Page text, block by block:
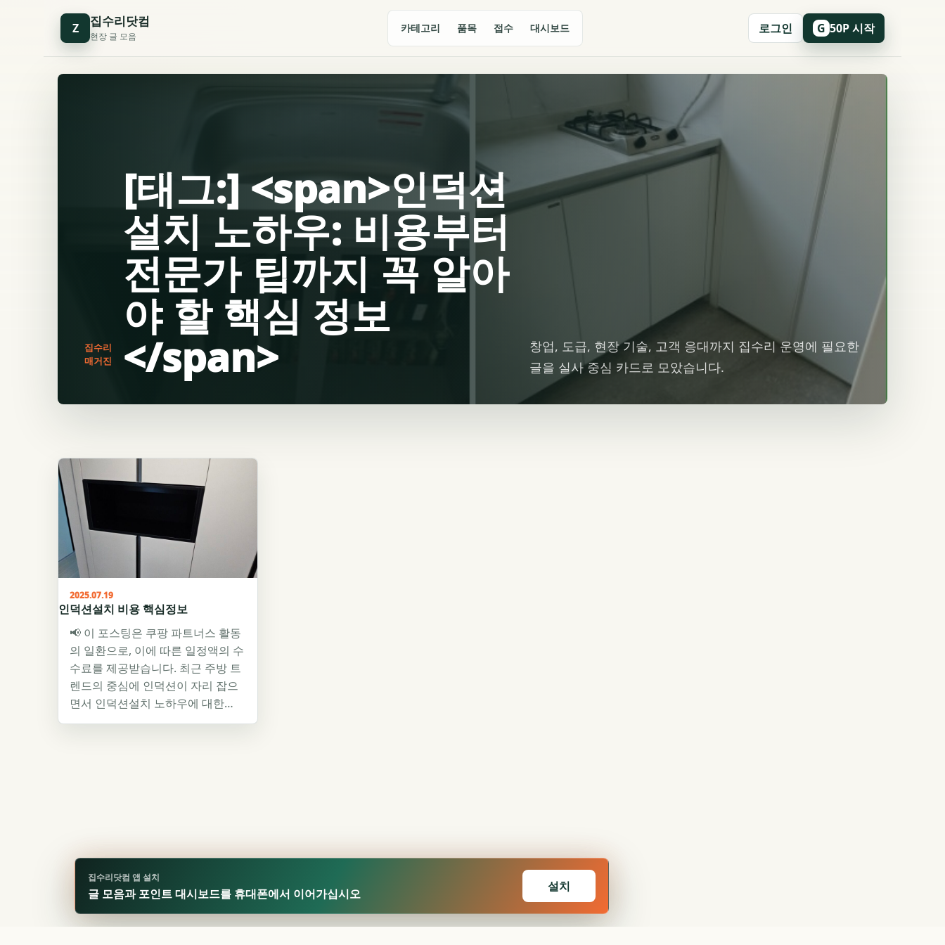
Z 집수리닷컴
현장 글 모음
카테고리 품목 접수 대시보드 로그인 G 50P 시작
집수리
매거진
[태그:] <span>인덕션
설치 노하우: 비용부터
전문가 팁까지 꼭 알아
야 할 핵심 정보
</span>
창업, 도급, 현장 기술, 고객 응대까지 집수리 운영에 필요한
글을 실사 중심 카드로 모았습니다.
2025.07.19
인덕션설치 비용 핵심정보
📢 이 포스팅은 쿠팡 파트너스 활동
의 일환으로, 이에 따른 일정액의 수
수료를 제공받습니다. 최근 주방 트
렌드의 중심에 인덕션이 자리 잡으
면서 인덕션설치 노하우에 대한…
집수리닷컴 앱 설치
글 모음과 포인트 대시보드를 휴대폰에서 이어가십시오 설치